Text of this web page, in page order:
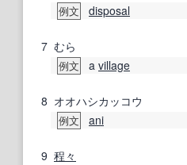
例文 disposal
7 むら
例文 a village
8 オオハシカッコウ
例文 ani
9 程々